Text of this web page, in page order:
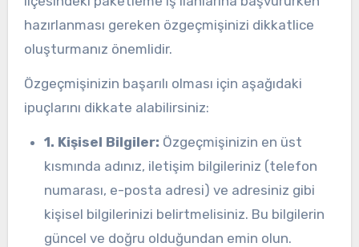
hazırlanması gereken özgeçmişinizi dikkatlice
oluşturmanız önemlidir.
Özgeçmişinizin başarılı olması için aşağıdaki
ipuçlarını dikkate alabilirsiniz:
1. Kişisel Bilgiler: Özgeçmişinizin en üst
kısmında adınız, iletişim bilgileriniz (telefon
numarası, e-posta adresi) ve adresiniz gibi
kişisel bilgilerinizi belirtmelisiniz. Bu bilgilerin
güncel ve doğru olduğundan emin olun.